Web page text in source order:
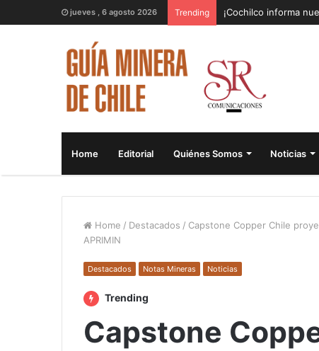
jueves , 6 agosto 2026 Trending ¡Cochilco informa
Home Editorial Quiénes Somos Noticias
Home / Destacados / Capstone Copper Chile
APRIMIN
Destacados Notas Mineras Noticias
Trending
Capstone